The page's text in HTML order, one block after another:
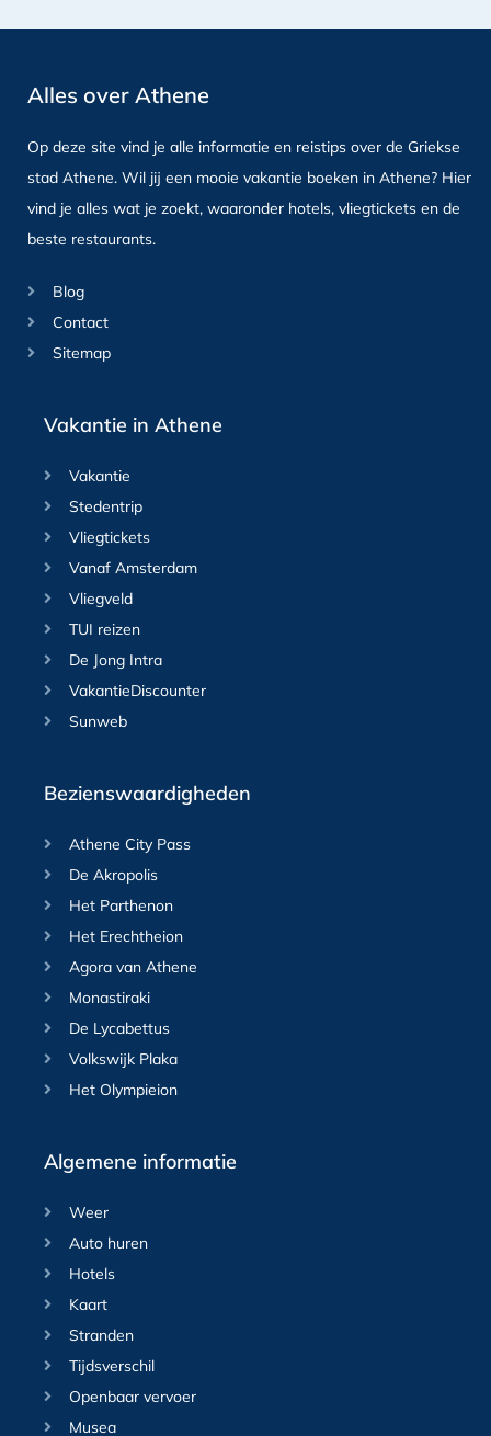
Alles over Athene
Op deze site vind je alle informatie en reistips over de Griekse
stad Athene. Wil jij een mooie vakantie boeken in Athene? Hier
vind je alles wat je zoekt, waaronder hotels, vliegtickets en de
beste restaurants.
Blog
Contact
Sitemap
Vakantie in Athene
Vakantie
Stedentrip
Vliegtickets
Vanaf Amsterdam
Vliegveld
TUI reizen
De Jong Intra
VakantieDiscounter
Sunweb
Bezienswaardigheden
Athene City Pass
De Akropolis
Het Parthenon
Het Erechtheion
Agora van Athene
Monastiraki
De Lycabettus
Volkswijk Plaka
Het Olympieion
Algemene informatie
Weer
Auto huren
Hotels
Kaart
Stranden
Tijdsverschil
Openbaar vervoer
Musea